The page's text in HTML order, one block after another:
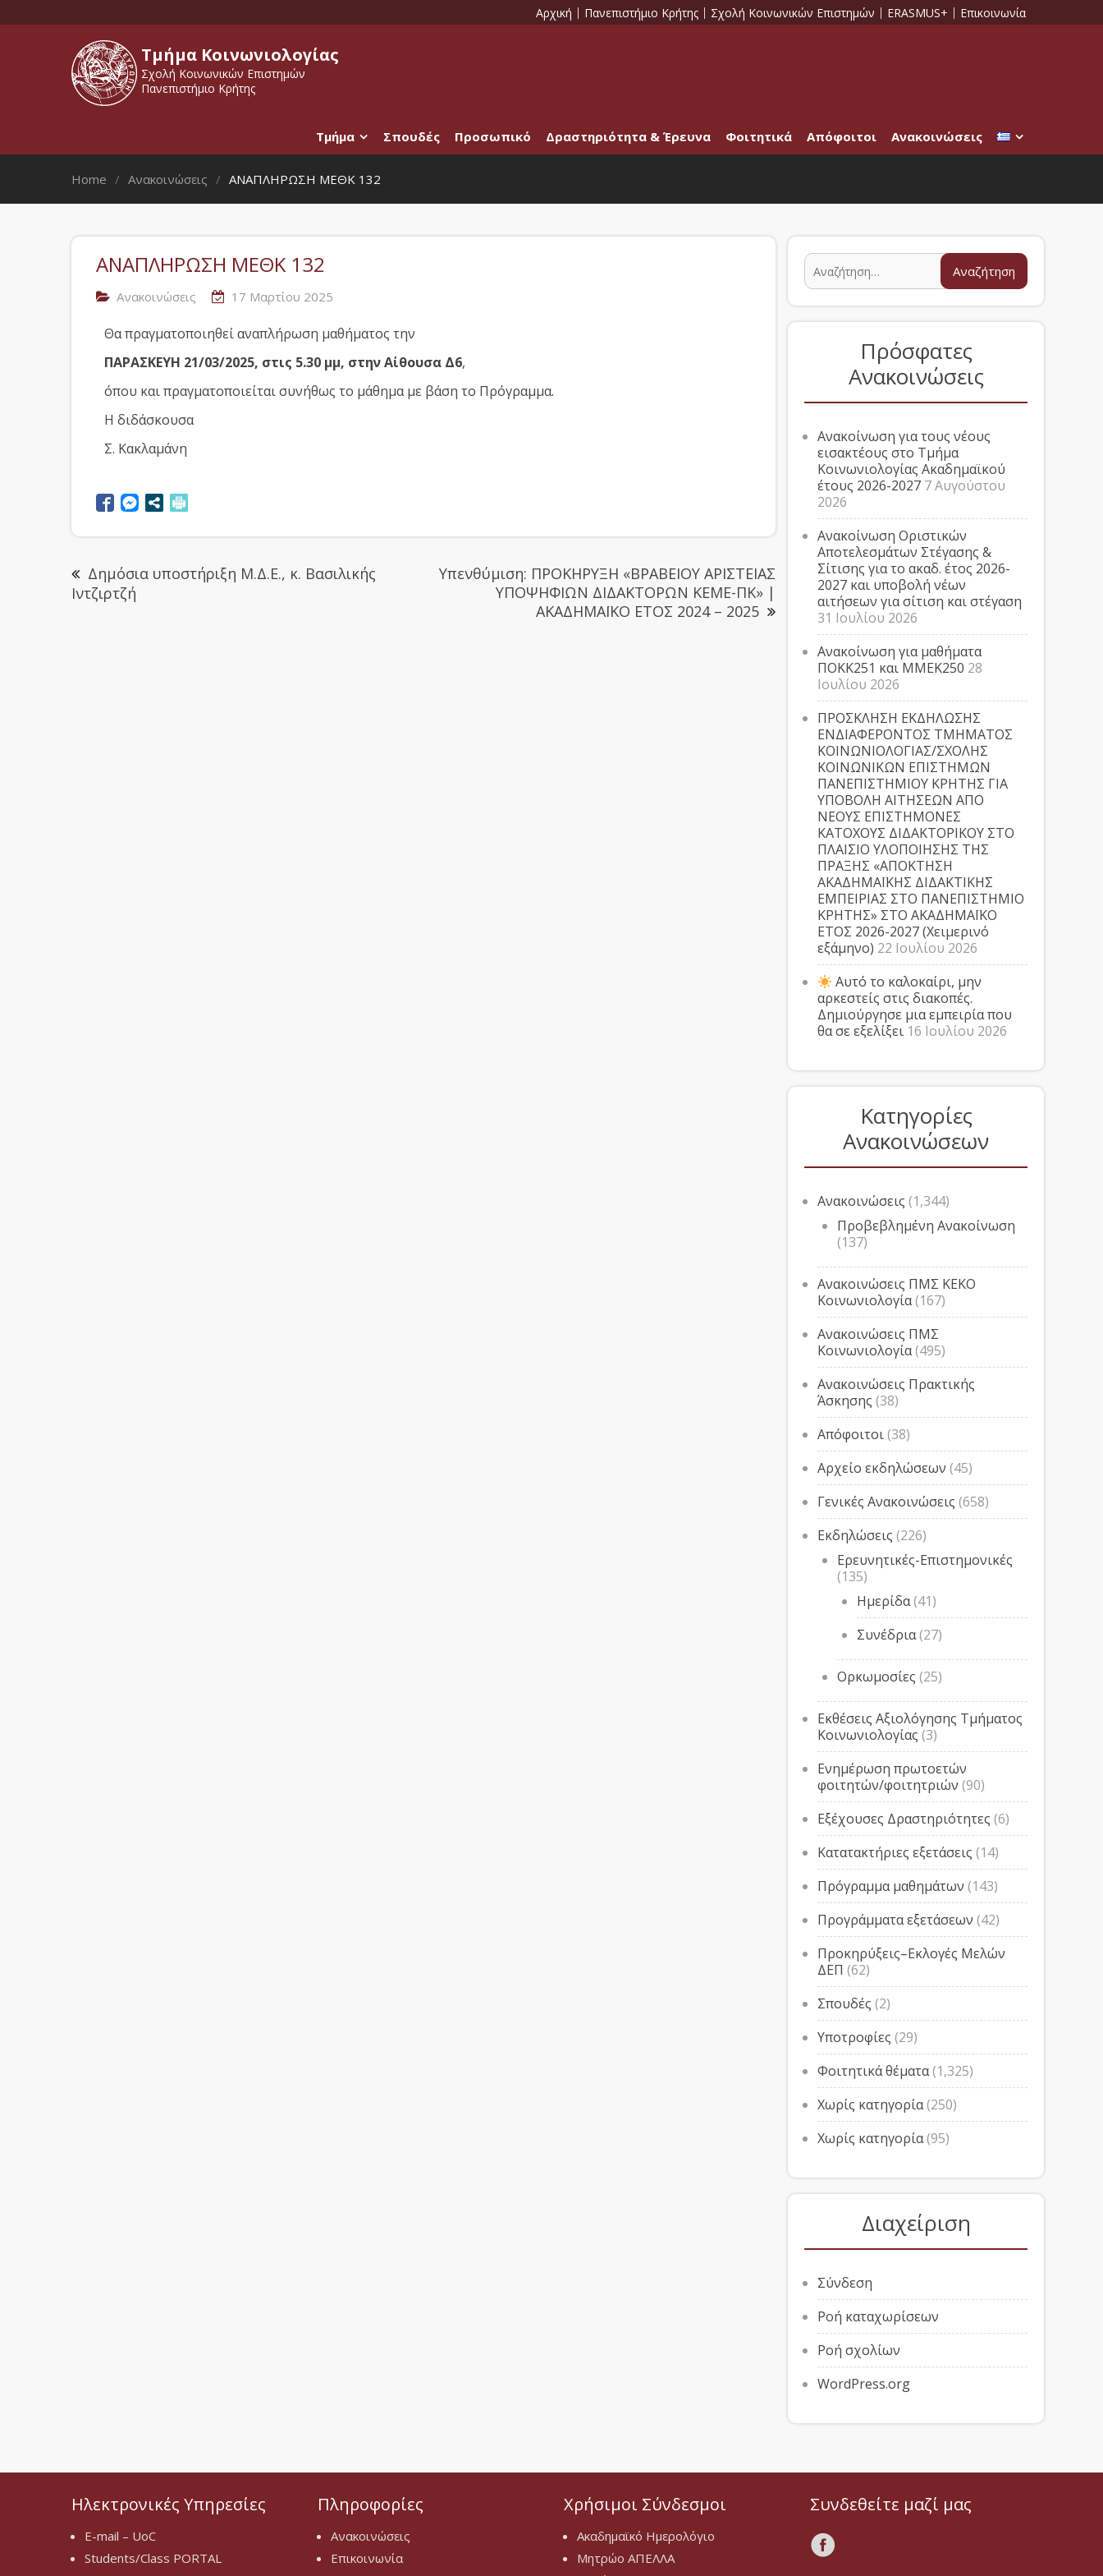
Αρχική Πανεπιστήμιο Κρήτης Σχολή Κοινωνικών Επιστημών ERASMUS+ Επικοινωνία
Τμήμα Κοινωνιολογίας
Σχολή Κοινωνικών Επιστημών
Πανεπιστήμιο Κρήτης
Τμήμα Σπουδές Προσωπικό Δραστηριότητα & Έρευνα Φοιτητικά Απόφοιτοι Ανακοινώσεις
Home Ανακοινώσεις ΑΝΑΠΛΗΡΩΣΗ ΜΕΘΚ 132
ΑΝΑΠΛΗΡΩΣΗ ΜΕΘΚ 132
Ανακοινώσεις 17 Μαρτίου 2025
Θα πραγματοποιηθεί αναπλήρωση μαθήματος την
ΠΑΡΑΣΚΕΥΗ 21/03/2025, στις 5.30 μμ, στην Αίθουσα Δ6,
όπου και πραγματοποιείται συνήθως το μάθημα με βάση το Πρόγραμμα.
Η διδάσκουσα
Σ. Κακλαμάνη
Δημόσια υποστήριξη Μ.Δ.Ε., κ. Βασιλικής
Ιντζιρτζή
Υπενθύμιση: ΠΡΟΚΗΡΥΞΗ «ΒΡΑΒΕΙΟΥ ΑΡΙΣΤΕΙΑΣ
ΥΠΟΨΗΦΙΩΝ ΔΙΔΑΚΤΟΡΩΝ ΚΕΜΕ-ΠΚ» |
ΑΚΑΔΗΜΑΪΚΟ ΕΤΟΣ 2024 – 2025
Πρόσφατες
Ανακοινώσεις
Ανακοίνωση για τους νέους
εισακτέους στο Τμήμα
Κοινωνιολογίας Ακαδημαϊκού
έτους 2026-2027 7 Αυγούστου
2026
Ανακοίνωση Οριστικών
Αποτελεσμάτων Στέγασης &
Σίτισης για το ακαδ. έτος 2026-
2027 και υποβολή νέων
αιτήσεων για σίτιση και στέγαση
31 Ιουλίου 2026
Ανακοίνωση για μαθήματα
ΠΟΚΚ251 και ΜΜΕΚ250 28
Ιουλίου 2026
ΠΡΟΣΚΛΗΣΗ ΕΚΔΗΛΩΣΗΣ
ΕΝΔΙΑΦΕΡΟΝΤΟΣ ΤΜΗΜΑΤΟΣ
ΚΟΙΝΩΝΙΟΛΟΓΙΑΣ/ΣΧΟΛΗΣ
ΚΟΙΝΩΝΙΚΩΝ ΕΠΙΣΤΗΜΩΝ
ΠΑΝΕΠΙΣΤΗΜΙΟΥ ΚΡΗΤΗΣ ΓΙΑ
ΥΠΟΒΟΛΗ ΑΙΤΗΣΕΩΝ ΑΠΟ
ΝΕΟΥΣ ΕΠΙΣΤΗΜΟΝΕΣ
ΚΑΤΟΧΟΥΣ ΔΙΔΑΚΤΟΡΙΚΟΥ ΣΤΟ
ΠΛΑΙΣΙΟ ΥΛΟΠΟΙΗΣΗΣ ΤΗΣ
ΠΡΑΞΗΣ «ΑΠΟΚΤΗΣΗ
ΑΚΑΔΗΜΑΪΚΗΣ ΔΙΔΑΚΤΙΚΗΣ
ΕΜΠΕΙΡΙΑΣ ΣΤΟ ΠΑΝΕΠΙΣΤΗΜΙΟ
ΚΡΗΤΗΣ» ΣΤΟ ΑΚΑΔΗΜΑΪΚΟ
ΕΤΟΣ 2026-2027 (Χειμερινό
εξάμηνο) 22 Ιουλίου 2026
Αυτό το καλοκαίρι, μην
αρκεστείς στις διακοπές.
Δημιούργησε μια εμπειρία που
θα σε εξελίξει 16 Ιουλίου 2026
Κατηγορίες
Ανακοινώσεων
Ανακοινώσεις (1,344)
Προβεβλημένη Ανακοίνωση
(137)
Ανακοινώσεις ΠΜΣ ΚΕΚΟ
Κοινωνιολογία(167)
Ανακοινώσεις ΠΜΣ
Κοινωνιολογία(495)
Ανακοινώσεις Πρακτικής
Άσκησης (38)
Απόφοιτοι(38)
Αρχείο εκδηλώσεων (45)
Γενικές Ανακοινώσεις (658)
Εκδηλώσεις (226)
Ερευνητικές-Επιστημονικές
(135)
Ημερίδα(41)
Συνέδρια(27)
Ορκωμοσίες (25)
Εκθέσεις Αξιολόγησης Τμήματος
Κοινωνιολογίας (3)
Ενημέρωση πρωτοετών
φοιτητών/φοιτητριών (90)
Εξέχουσες Δραστηριότητες (6)
Κατατακτήριες εξετάσεις (14)
Πρόγραμμα μαθημάτων (143)
Προγράμματα εξετάσεων (42)
Προκηρύξεις–Εκλογές Μελών
ΔΕΠ (62)
Σπουδές (2)
Υποτροφίες (29)
Φοιτητικά θέματα(1,325)
Χωρίς κατηγορία(250)
Χωρίς κατηγορία(95)
Διαχείριση
Σύνδεση
Ροή καταχωρίσεων
Ροή σχολίων
WordPress.org
Ηλεκτρονικές Υπηρεσίες
E-mail – UoC
Students/Class PORTAL
Πληροφορίες
Ανακοινώσεις
Επικοινωνία
Χρήσιμοι Σύνδεσμοι
Ακαδημαϊκό Ημερολόγιο
Μητρώο ΑΠΕΛΛΑ
Συνδεθείτε μαζί μας